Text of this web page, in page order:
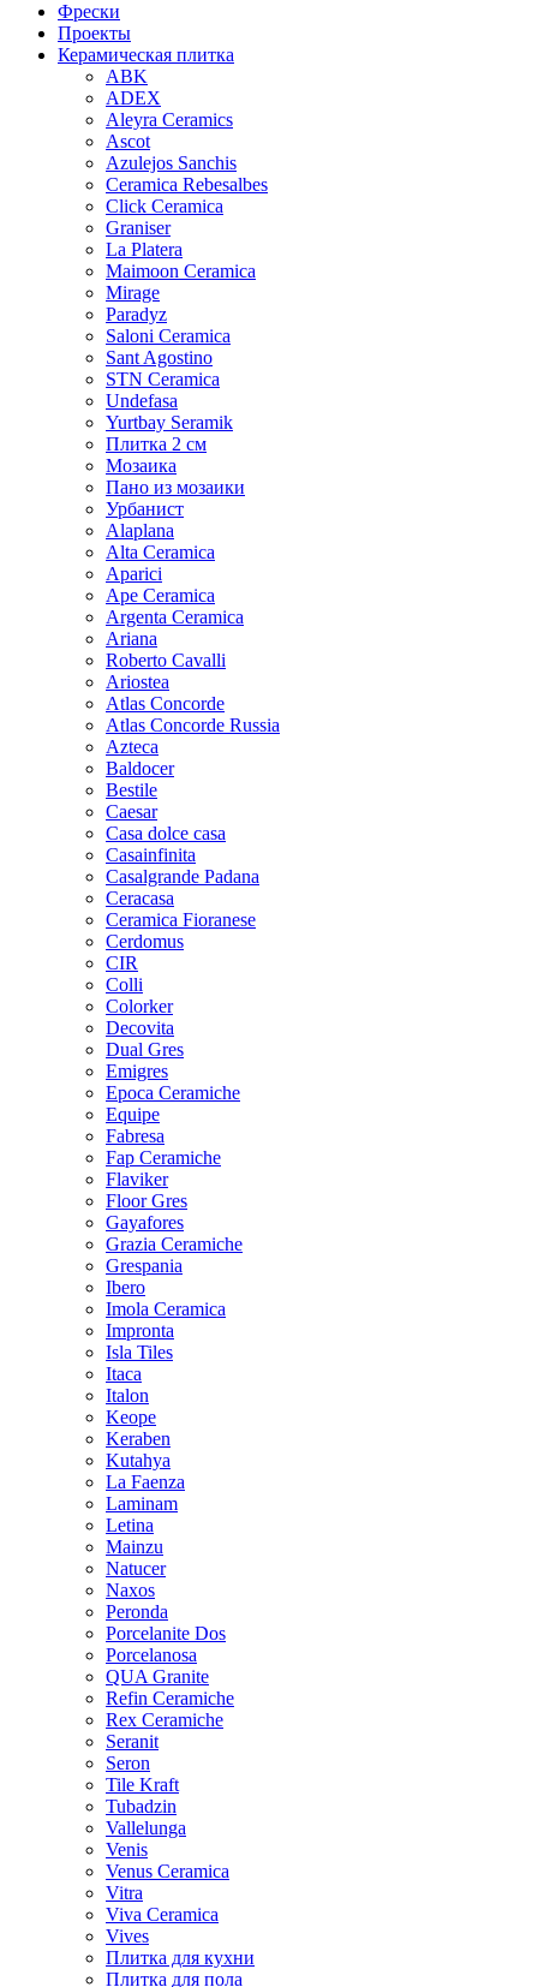
Фрески
Проекты
Керамическая плитка
ABK
ADEX
Aleyra Ceramics
Ascot
Azulejos Sanchis
Ceramica Rebesalbes
Click Ceramica
Graniser
La Platera
Maimoon Ceramica
Mirage
Paradyz
Saloni Ceramica
Sant Agostino
STN Ceramica
Undefasa
Yurtbay Seramik
Плитка 2 см
Мозаика
Пано из мозаики
Урбанист
Alaplana
Alta Ceramica
Aparici
Ape Ceramica
Argenta Ceramica
Ariana
Roberto Cavalli
Ariostea
Atlas Concorde
Atlas Concorde Russia
Azteca
Baldocer
Bestile
Caesar
Casa dolce casa
Casainfinita
Casalgrande Padana
Ceracasa
Ceramica Fioranese
Cerdomus
CIR
Colli
Colorker
Decovita
Dual Gres
Emigres
Epoca Ceramiche
Equipe
Fabresa
Fap Ceramiche
Flaviker
Floor Gres
Gayafores
Grazia Ceramiche
Grespania
Ibero
Imola Ceramica
Impronta
Isla Tiles
Itaca
Italon
Keope
Keraben
Kutahya
La Faenza
Laminam
Letina
Mainzu
Natucer
Naxos
Peronda
Porcelanite Dos
Porcelanosa
QUA Granite
Refin Ceramiche
Rex Ceramiche
Seranit
Seron
Tile Kraft
Tubadzin
Vallelunga
Venis
Venus Ceramica
Vitra
Viva Ceramica
Vives
Плитка для кухни
Плитка для пола